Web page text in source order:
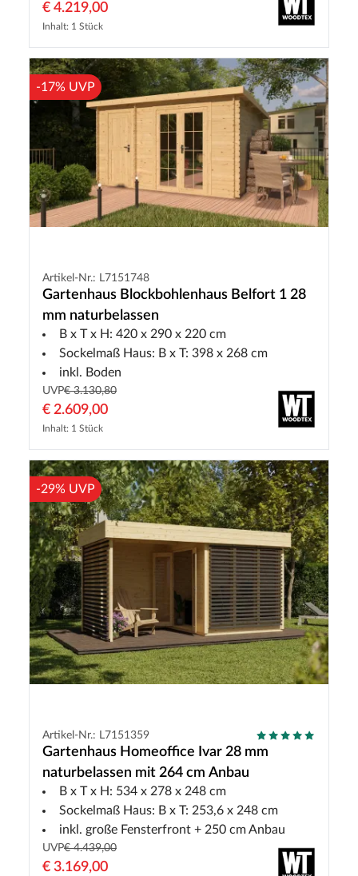
€ 4.219,00
Inhalt: 1 Stück
-17% UVP
Artikel-Nr.: L7151748
Gartenhaus Blockbohlenhaus Belfort 1 28
mm naturbelassen
B x T x H: 420 x 290 x 220 cm
Sockelmaß Haus: B x T: 398 x 268 cm
inkl. Boden
UVP€ 3.130,80
€ 2.609,00
Inhalt: 1 Stück
-29% UVP
Artikel-Nr.: L7151359
Gartenhaus Homeoffice Ivar 28 mm
naturbelassen mit 264 cm Anbau
B x T x H: 534 x 278 x 248 cm
Sockelmaß Haus: B x T: 253,6 x 248 cm
inkl. große Fensterfront + 250 cm Anbau
UVP€ 4.439,00
€ 3.169,00